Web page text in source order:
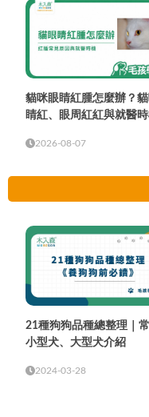
貓咪眼睛紅腫怎麼辦？
睛紅、眼周紅紅與就醫
2026-08-07
21種狗狗品種總整理｜
小型犬、大型犬介紹
2024-03-28